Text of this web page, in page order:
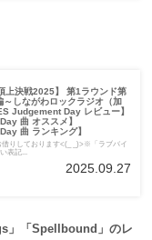
上決戦2025】 第1ラウンド第
しながわロックラジオ（加
Judgement Day レビュー】
曲 オススメ】
曲 ランキング】
りしております<(_ _)>※「ラブバイ
表記...
2025.09.27
」「Spellbound」のレ